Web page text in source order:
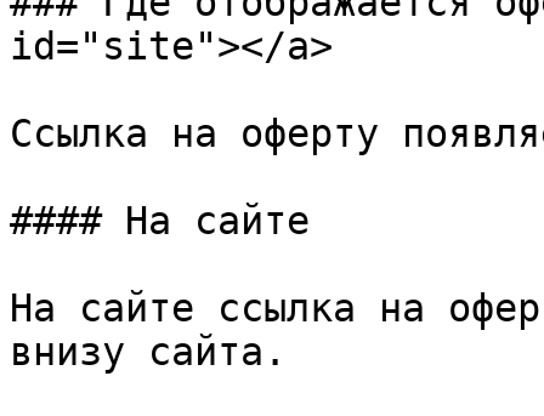
id="site"></a>
Ссылка на оферту
#### На сайте
На сайте ссылка на
внизу сайта.